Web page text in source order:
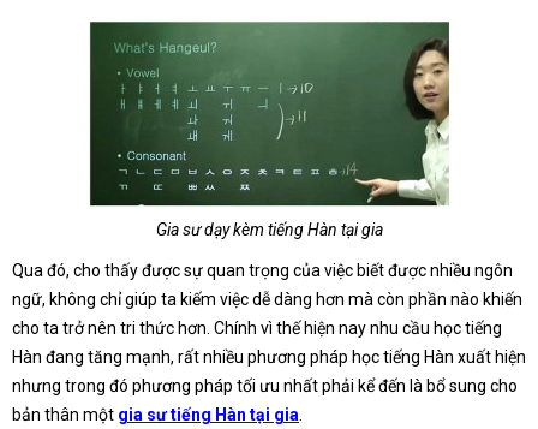
Gia sư dạy kèm tiếng Hàn tại gia
Qua đó, cho thấy được sự quan trọng của việc biết được nhiều ngôn
ngữ, không chỉ giúp ta kiếm việc dễ dàng hơn mà còn phần nào khiến
cho ta trở nên tri thức hơn. Chính vì thế hiện nay nhu cầu học tiếng
Hàn đang tăng mạnh, rất nhiều phương pháp học tiếng Hàn xuất hiện
nhưng trong đó phương pháp tối ưu nhất phải kể đến là bổ sung cho
bản thân một gia sư tiếng Hàn tại gia